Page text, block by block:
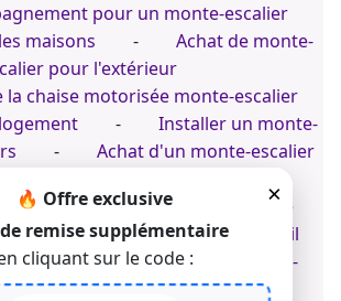
×
🔥 Offre exclusive
de remise supplémentaire
cliquant sur le code :
pour un monte-escalier
maisons
-
Achat de monte-
pour l'extérieur
la chaise motorisée monte-escalier
-
Installer un monte-
-
Achat d'un monte-escalier
pour l'achat d'une chaise
droit
-
Acheter un fauteuil
-
Comparer nos sièges monte-
escalier